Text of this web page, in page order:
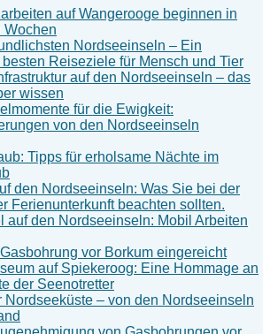
auf Wangerooge beginnen in
Wochen
Nordseeinseln – Ein
Reiseziele für Mensch und Tier
auf den Nordseeinseln – das
wissen
für die Ewigkeit:
von den Nordseeinseln
Tipps für erholsame Nächte im
den Nordseeinseln: Was Sie bei der
Ferienunterkunft beachten sollten.
auf den Nordseeinseln: Mobil Arbeiten
vor Borkum eingereicht
auf Spiekeroog: Eine Hommage an
der Seenotretter
Nordseeküste – von den Nordseeinseln